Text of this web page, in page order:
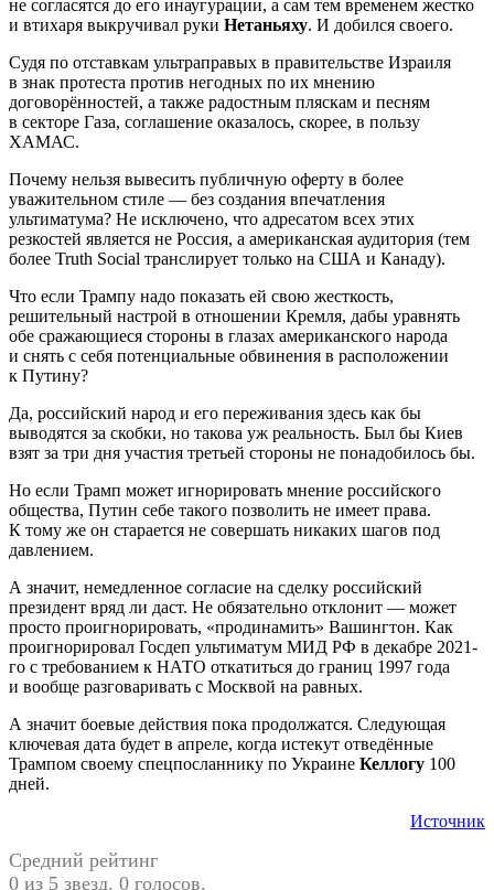
не согласятся до его инаугурации, а сам тем временем жестко
и втихаря выкручивал руки Нетаньяху. И добился своего.
Судя по отставкам ультраправых в правительстве Израиля
в знак протеста против негодных по их мнению
договорённостей, а также радостным пляскам и песням
в секторе Газа, соглашение оказалось, скорее, в пользу
ХАМАС.
Почему нельзя вывесить публичную оферту в более
уважительном стиле — без создания впечатления
ультиматума? Не исключено, что адресатом всех этих
резкостей является не Россия, а американская аудитория (тем
более Truth Social транслирует только на США и Канаду).
Что если Трампу надо показать ей свою жесткость,
решительный настрой в отношении Кремля, дабы уравнять
обе сражающиеся стороны в глазах американского народа
и снять с себя потенциальные обвинения в расположении
к Путину?
Да, российский народ и его переживания здесь как бы
выводятся за скобки, но такова уж реальность. Был бы Киев
взят за три дня участия третьей стороны не понадобилось бы.
Но если Трамп может игнорировать мнение российского
общества, Путин себе такого позволить не имеет права.
К тому же он старается не совершать никаких шагов под
давлением.
А значит, немедленное согласие на сделку российский
президент вряд ли даст. Не обязательно отклонит — может
просто проигнорировать, «продинамить» Вашингтон. Как
проигнорировал Госдеп ультиматум МИД РФ в декабре 2021-
го с требованием к НАТО откатиться до границ 1997 года
и вообще разговаривать с Москвой на равных.
А значит боевые действия пока продолжатся. Следующая
ключевая дата будет в апреле, когда истекут отведённые
Трампом своему спецпосланнику по Украине Келлогу 100
дней.
Источник
Средний рейтинг
0 из 5 звезд. 0 голосов.